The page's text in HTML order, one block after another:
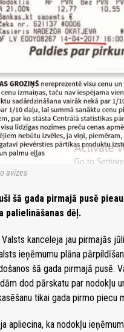
avīzes
šā gada pirmajā pusē
palielināšanas dēļ.
Valsts kanceleja jau pirmajās
ieņēmumu plāna
šā gada pirmajā pusē.
dod pārskatu par nodokļu
tikai gada pirmo piecu
apliecina, ka nodokļu